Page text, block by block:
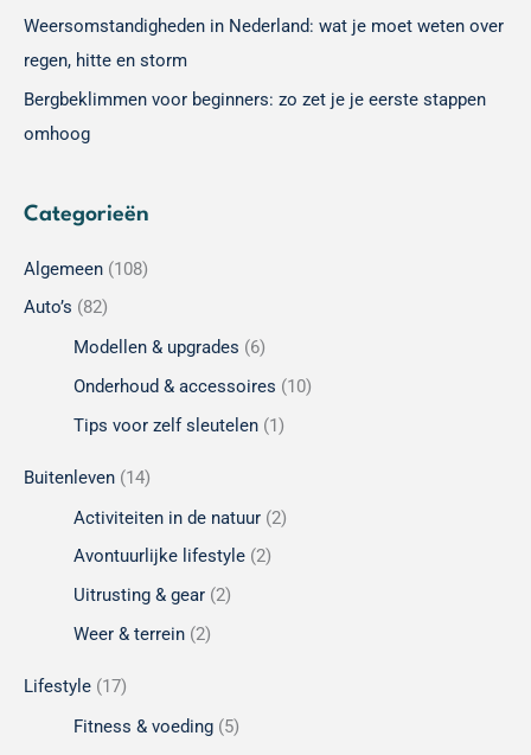
Weersomstandigheden in Nederland: wat je moet weten over
regen, hitte en storm
Bergbeklimmen voor beginners: zo zet je je eerste stappen
omhoog
Categorieën
Algemeen (108)
Auto’s (82)
Modellen & upgrades (6)
Onderhoud & accessoires (10)
Tips voor zelf sleutelen(1)
Buitenleven (14)
Activiteiten in de natuur(2)
Avontuurlijke lifestyle(2)
Uitrusting & gear(2)
Weer & terrein(2)
Lifestyle (17)
Fitness & voeding(5)